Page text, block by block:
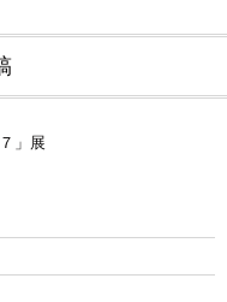
」展